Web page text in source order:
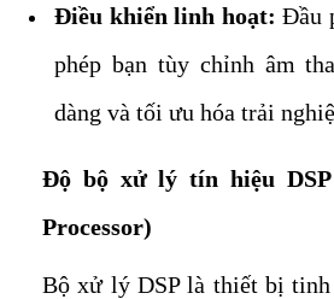
Điều khiển linh hoạt: Đầu
phép bạn tùy chỉnh âm
dàng và tối ưu hóa trải
Độ bộ xử lý tín hiệu DSP
Processor)
Bộ xử lý DSP là thiết bị tinh